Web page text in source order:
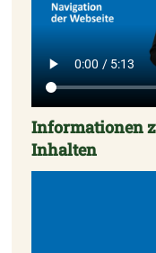
Informationen
Inhalten